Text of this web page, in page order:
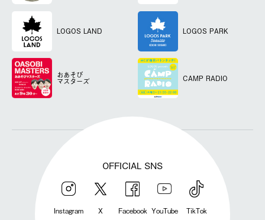
LOGOS LAND LOGOS PARK
おあそび
マスターズ CAMP RADIO
OFFICIAL SNS
Instagram X Facebook YouTube TikTok